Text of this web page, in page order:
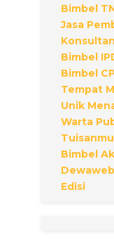
Bimbel
Jasa
Bimbel
Bimbel
Tempat
Unik
Warta
Tuisanmu
Bimbel
Dewaweb
Edisi